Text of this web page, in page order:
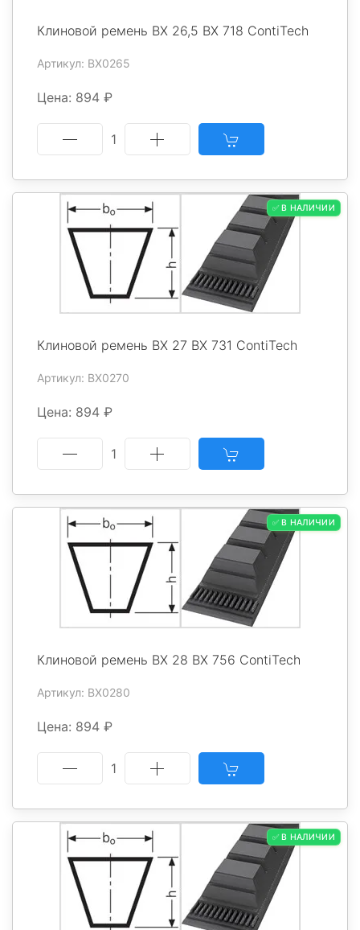
Клиновой ремень BX 26,5 BX 718 ContiTech
Артикул: BX0265
Цена: 894 ₽
1
✅ В НАЛИЧИИ
Клиновой ремень BX 27 BX 731 ContiTech
Артикул: BX0270
Цена: 894 ₽
1
✅ В НАЛИЧИИ
Клиновой ремень BX 28 BX 756 ContiTech
Артикул: BX0280
Цена: 894 ₽
1
✅ В НАЛИЧИИ